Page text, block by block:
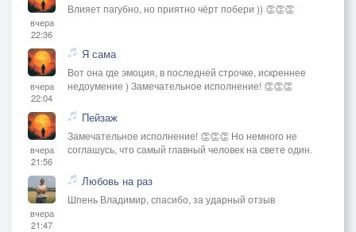
вчера
22:36
Влияет пагубно, но приятно чёрт побери )) 👏👏👏
вчера
22:04
Я сама
Вот она где эмоция, в последней строчке, искреннее
недоумение ) Замечательное исполнение! 👏👏👏
вчера
21:56
Пейзаж
Замечательное исполнение! 👏👏👏 Но немного не
соглашусь, что самый главный человек на свете один.
вчера
21:47
Любовь на раз
Шпень Владимир, спасибо, за ударный отзыв